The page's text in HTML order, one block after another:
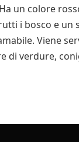
un colore
i bosco e un
Viene
di verdure,